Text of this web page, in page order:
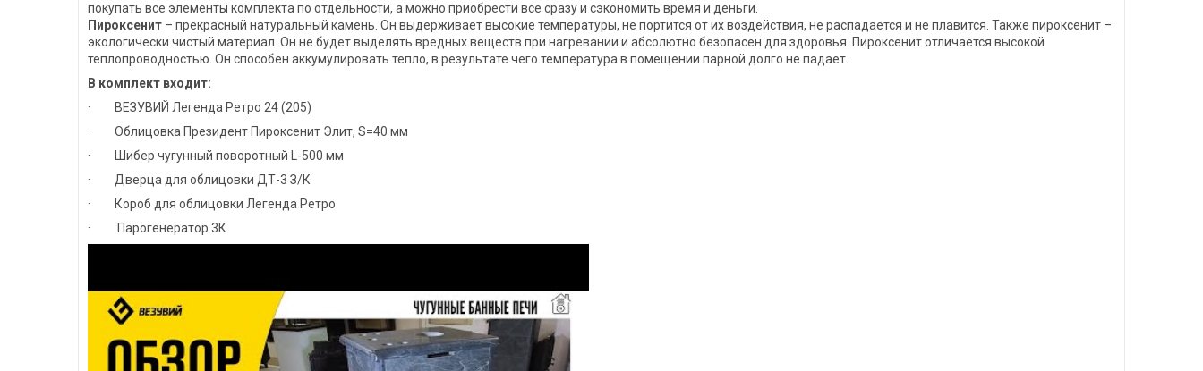
покупать все элементы комплекта по отдельности, а можно приобрести все сразу и сэкономить время и деньги.
Пироксенит – прекрасный натуральный камень. Он выдерживает высокие температуры, не портится от их воздействия, не распадается и не плавится. Также пироксенит –
экологически чистый материал. Он не будет выделять вредных веществ при нагревании и абсолютно безопасен для здоровья. Пироксенит отличается высокой
теплопроводностью. Он способен аккумулировать тепло, в результате чего температура в помещении парной долго не падает.
В комплект входит:
· ВЕЗУВИЙ Легенда Ретро 24 (205)
· Облицовка Президент Пироксенит Элит, S=40 мм
· Шибер чугунный поворотный L-500 мм
· Дверца для облицовки ДТ-3 З/К
· Короб для облицовки Легенда Ретро
· Парогенератор 3К